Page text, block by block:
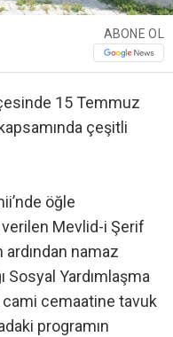
ABONE OL
15 Temmuz
çeşitli
öğle
Mevlid-i Şerif
ardından namaz
Sosyal Yardımlaşma
cami cemaatine tavuk
programın